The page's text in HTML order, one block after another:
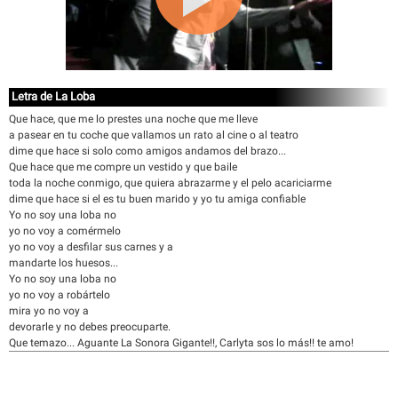
Letra de La Loba
Que hace, que me lo prestes una noche que me lleve
a pasear en tu coche que vallamos un rato al cine o al teatro
dime que hace si solo como amigos andamos del brazo...
Que hace que me compre un vestido y que baile
toda la noche conmigo, que quiera abrazarme y el pelo acariciarme
dime que hace si el es tu buen marido y yo tu amiga confiable
Yo no soy una loba no
yo no voy a comérmelo
yo no voy a desfilar sus carnes y a
mandarte los huesos...
Yo no soy una loba no
yo no voy a robártelo
mira yo no voy a
devorarle y no debes preocuparte.
Que temazo... Aguante La Sonora Gigante!!, Carlyta sos lo más!! te amo!